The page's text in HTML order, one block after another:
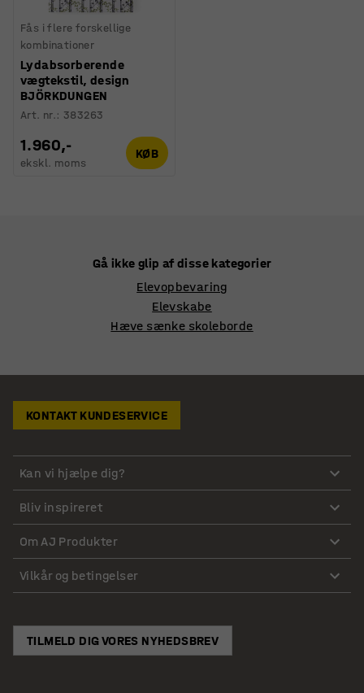
Fås i flere forskellige
kombinationer
Lydabsorberende
vægtekstil, design
BJÖRKDUNGEN
Art. nr.: 383263
1.960,-
ekskl. moms
KØB
Gå ikke glip af disse kategorier
Elevopbevaring
Elevskabe
Hæve sænke skoleborde
KONTAKT KUNDESERVICE
Kan vi hjælpe dig?
Bliv inspireret
Om AJ Produkter
Vilkår og betingelser
TILMELD DIG VORES NYHEDSBREV